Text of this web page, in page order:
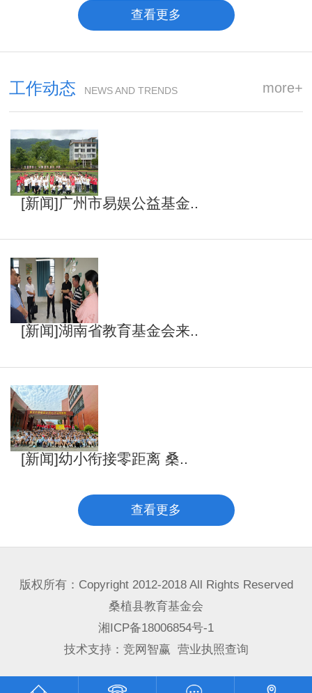
查看更多
工作动态 NEWS AND TRENDS more+
[新闻]广州市易娱公益基金..
[新闻]湖南省教育基金会来..
[新闻]幼小衔接零距离 桑..
查看更多
版权所有：Copyright 2012-2018 All Rights Reserved
桑植县教育基金会
湘ICP备18006854号-1
技术支持： 竞网智赢 营业执照查询